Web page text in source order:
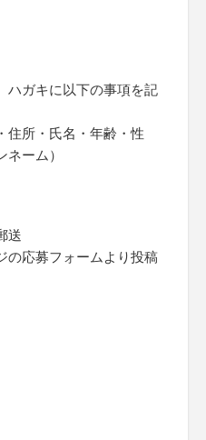
ハガキに以下の事項を記
住所・氏名・年齢・性
ーム）
送
の応募フォームより投稿